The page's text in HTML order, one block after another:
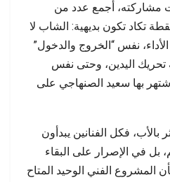
مشاركته، أجمع عدد من
تكاد تكون بديهية: الشاب لا
نفس “الخروج والدخول”
اليدين، وحتى نفس
بها سعيد الصنهاجي على
فكل الفنانين يبدأون
بل في الإصرار على البقاء
المشروع الفني الوحيد المتاح